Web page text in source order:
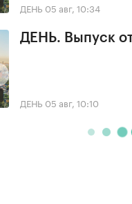
ДЕНЬ 05 авг, 10:34
ДЕНЬ. Выпуск
ДЕНЬ 05 авг, 10:10